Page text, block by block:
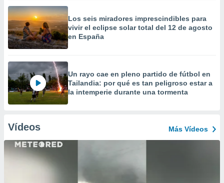
Los seis miradores imprescindibles para
vivir el eclipse solar total del 12 de agosto
en España
Un rayo cae en pleno partido de fútbol en
Tailandia: por qué es tan peligroso estar a
la intemperie durante una tormenta
Vídeos Más Vídeos